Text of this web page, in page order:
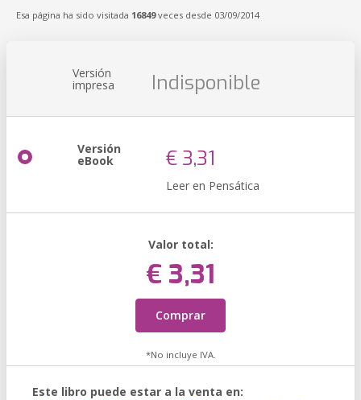
Esa página ha sido visitada 16849veces desde 03/09/2014
Versión
impresa Indisponible
Versión
eBook € 3,31
Leer en Pensática
Valor total:
€ 3,31
Comprar
*No incluye IVA.
Este libro puede estar a la venta en: